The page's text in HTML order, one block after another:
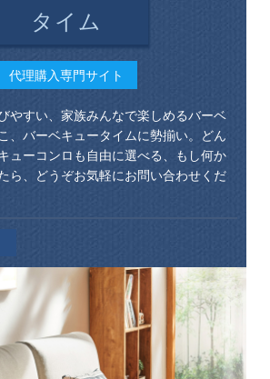
タイム
代理購入専門サイト
やすい、家族みんなで楽しめるバーベ
、バーベキュータイムに勢揃い。どん
ューコンロも自由に選べる、もし何か
ら、どうぞお気軽にお問い合わせくだ